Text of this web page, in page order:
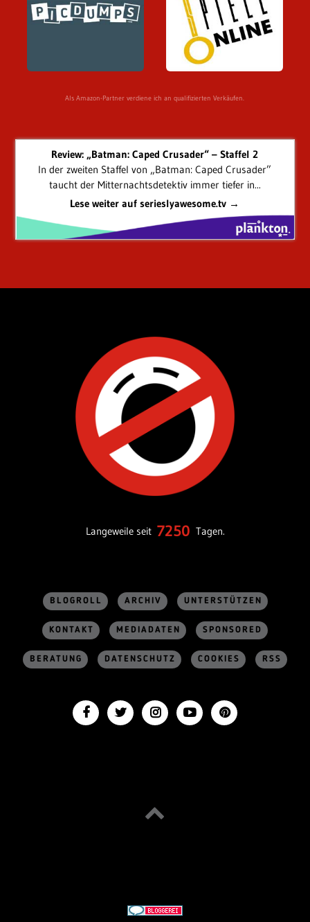
Als Amazon-Partner verdiene ich an qualifizierten Verkäufen.
Review: „Batman: Caped Crusader“ – Staffel 2
In der zweiten Staffel von „Batman: Caped Crusader”
taucht der Mitternachtsdetektiv immer tiefer in...
Lese weiter auf serieslyawesome.tv →
Langeweile seit 7250 Tagen.
BLOGROLL ARCHIV UNTERSTÜTZEN
KONTAKT MEDIADATEN SPONSORED
BERATUNG DATENSCHUTZ COOKIES RSS